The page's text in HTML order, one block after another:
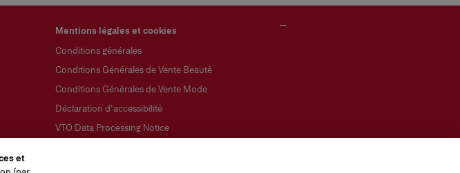
Mentions légales et cookies
Conditions générales
Conditions Générales de Vente Beauté
Conditions Générales de Vente Mode
Déclaration d'accessibilité
VTO Data Processing Notice
et